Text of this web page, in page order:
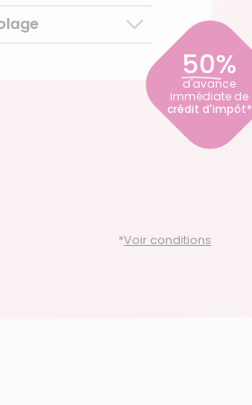
50%
d'avance
immédiate de
crédit d'impôt*
plus de 3 ans
*Voir conditions